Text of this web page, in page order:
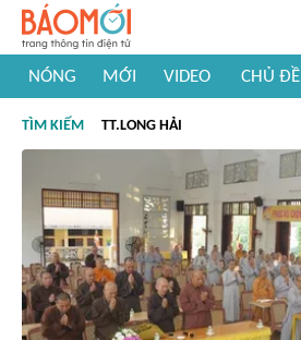
NÓNG MỚI VIDEO CHỦ ĐỀ
#Khám phá Việt Nam
#Khám phá thế giới
TÌM KIẾM TT.LONG HẢI